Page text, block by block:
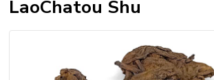
LaoChatou Shu